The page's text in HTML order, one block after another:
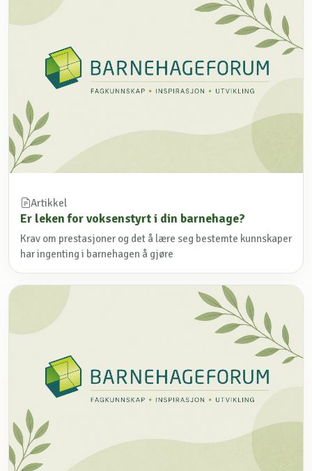
Artikkel
Er leken for voksenstyrt i din barnehage?
Krav om prestasjoner og det å lære seg bestemte kunnskaper
har ingenting i barnehagen å gjøre